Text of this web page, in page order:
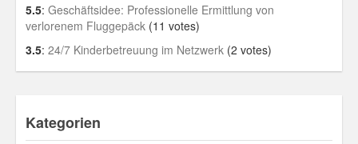
5.5: Geschäftsidee: Professionelle Ermittlung von
verlorenem Fluggepäck (11 votes)
3.5: 24/7 Kinderbetreuung im Netzwerk (2 votes)
Kategorien